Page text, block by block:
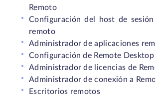
Remoto
Configuración del host de
remoto
Administrador de aplicaciones
Configuración de Remote Desktop
Administrador de licencias de
Administrador de conexión a
Escritorios remotos